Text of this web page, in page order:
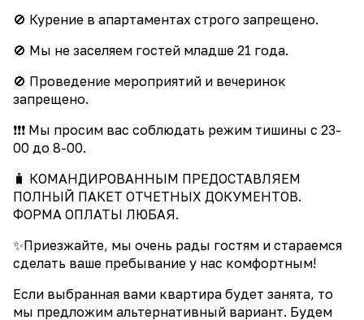
🚫 Курение в апартаментах строго запрещено.
🚫 Мы не заселяем гостей младше 21 года.
🚫 Проведение мероприятий и вечеринок
запрещено.
❗️❗️❗️ Мы просим вас соблюдать режим тишины с 23-
00 до 8-00.
🧳 КОМАНДИРОВАННЫМ ПРЕДОСТАВЛЯЕМ
ПОЛНЫЙ ПАКЕТ ОТЧЕТНЫХ ДОКУМЕНТОВ.
ФОРМА ОПЛАТЫ ЛЮБАЯ.
✨Приезжайте, мы очень рады гостям и стараемся
сделать ваше пребывание у нас комфортным!
Если выбранная вами квартира будет занята, то
мы предложим альтернативный вариант. Будем